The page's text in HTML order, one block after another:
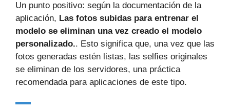
Un punto positivo: según la documentación de la
aplicación, Las fotos subidas para entrenar el
modelo se eliminan una vez creado el modelo
personalizado.. Esto significa que, una vez que las
fotos generadas estén listas, las selfies originales
se eliminan de los servidores, una práctica
recomendada para aplicaciones de este tipo.